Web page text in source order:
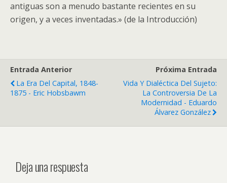
antiguas son a menudo bastante recientes en su
origen, y a veces inventadas.» (de la Introducción)
Entrada Anterior
La Era Del Capital, 1848-
1875 - Eric Hobsbawm
Próxima Entrada
Vida Y Dialéctica Del Sujeto:
La Controversia De La
Modernidad - Eduardo
Álvarez González
Deja una respuesta